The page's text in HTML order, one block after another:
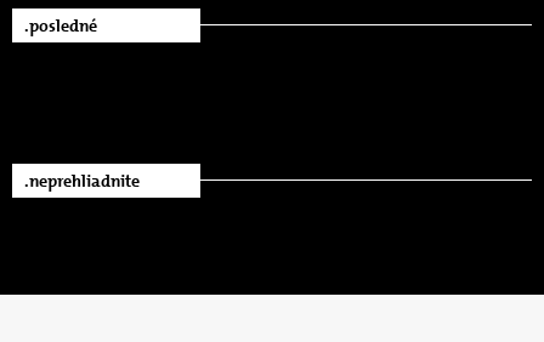
.posledné
.neprehliadnite